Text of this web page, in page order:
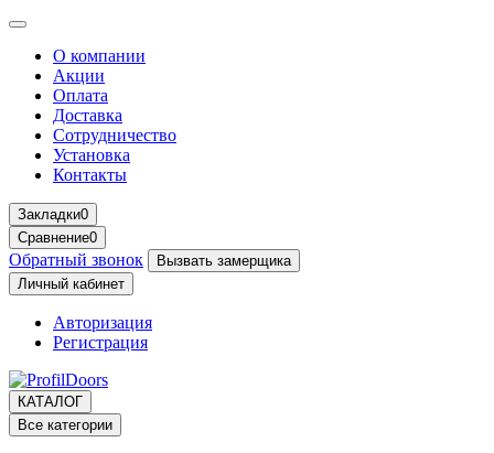
О компании
Акции
Оплата
Доставка
Сотрудничество
Установка
Контакты
Закладки0
Сравнение0
Обратный звонок
Вызвать замерщика
Личный кабинет
Авторизация
Регистрация
КАТАЛОГ
Все категории